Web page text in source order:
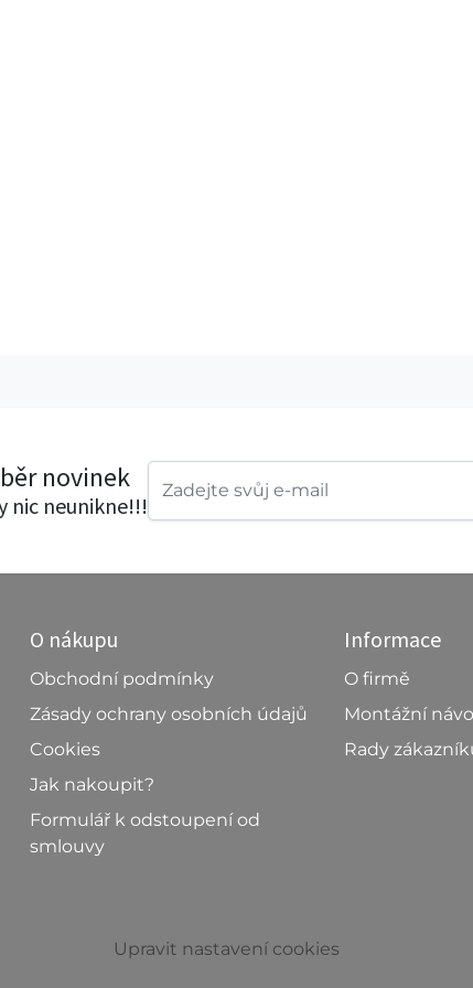
novinek
nic neunikne!!!
O nákupu
Obchodní podmínky
Zásady ochrany osobních údajů
Cookies
Jak nakoupit?
Formulář k odstoupení od
smlouvy
Informace
O firmě
Montážní
Rady
Upravit nastavení cookies